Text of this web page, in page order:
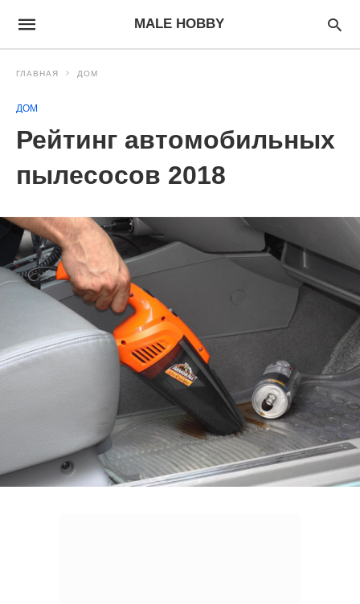
MALE HOBBY
ГЛАВНАЯ ДОМ
ДОМ
Рейтинг автомобильных
пылесосов 2018